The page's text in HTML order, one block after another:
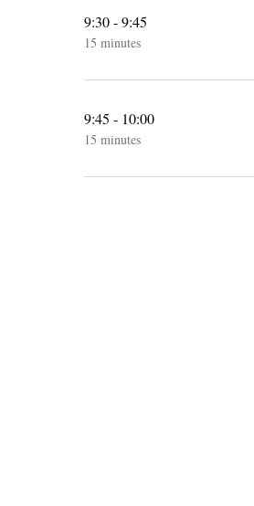
9:30 - 9:45
15 minutes
9:45 - 10:00
15 minutes